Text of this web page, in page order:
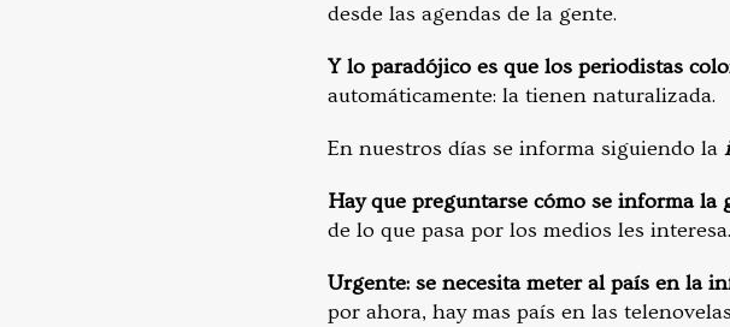
desde las agendas de la gente.
Y lo paradójico es que los periodistas
automáticamente: la tienen naturalizada.
En nuestros días se informa siguiendo la
Hay que preguntarse cómo se informa la
de lo que pasa por los medios les interesa.
Urgente: se necesita meter al país en la
por ahora, hay mas país en las